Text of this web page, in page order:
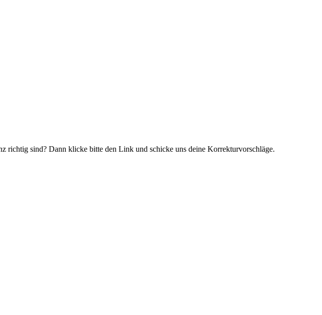
richtig sind? Dann klicke bitte den Link und schicke uns deine Korrekturvorschläge.